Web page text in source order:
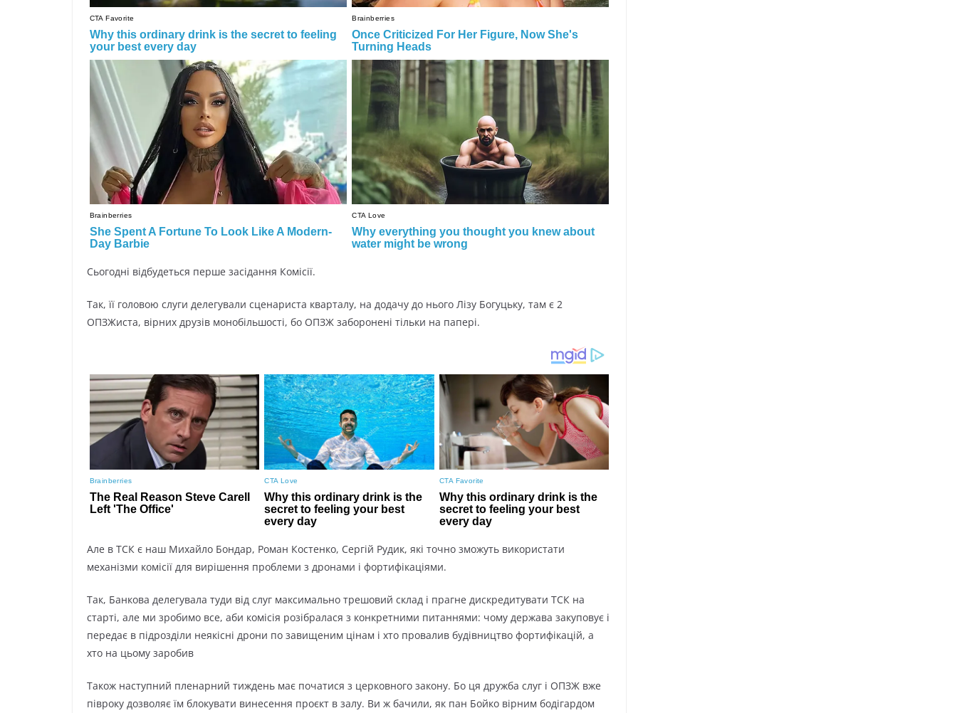
Сьогодні відбудеться перше засідання Комісії.
Так, її головою слуги делегували сценариста кварталу, на додачу до нього Лізу Богуцьку, там є 2
ОПЗЖиста, вірних друзів монобільшості, бо ОПЗЖ заборонені тільки на папері.
Але в ТСК є наш Михайло Бондар, Роман Костенко, Сергій Рудик, які точно зможуть використати
механізми комісії для вирішення проблеми з дронами і фортифікаціями.
Так, Банкова делегувала туди від слуг максимально трешовий склад і прагне дискредитувати ТСК на
старті, але ми зробимо все, аби комісія розібралася з конкретними питаннями: чому держава закуповує і
передає в підрозділи неякісні дрони по завищеним цінам і хто провалив будівництво фортифікацій, а
хто на цьому заробив
Також наступний пленарний тиждень має початися з церковного закону. Бо ця дружба слуг і ОПЗЖ вже
півроку дозволяє їм блокувати винесення проєкт в залу. Ви ж бачили, як пан Бойко вірним бодігардом